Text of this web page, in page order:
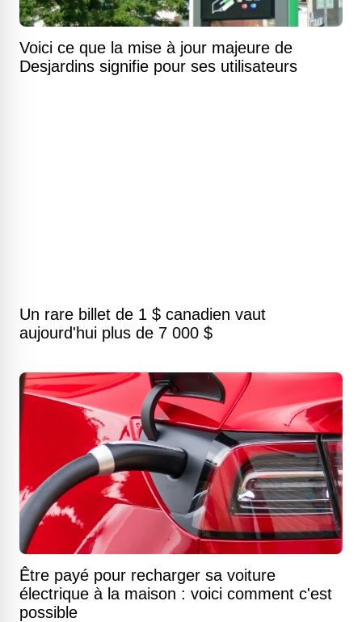
Voici ce que la mise à jour majeure de
Desjardins signifie pour ses utilisateurs
Un rare billet de 1 $ canadien vaut
aujourd'hui plus de 7 000 $
Être payé pour recharger sa voiture
électrique à la maison : voici comment c'est
possible